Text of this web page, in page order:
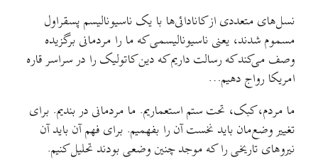
نسل‌های متعددی از کانادائی‌ها با یک ناسیونالیسم پسقراول
مسموم شدند، یعنی ناسیونالیسمی که ما را مردمانی برگزیده
وصف می‌کند که رسالت داریم که دین کاتولیک را در سراسر قاره
امریکا رواج دهیم…
ما مردم، کبک، تحت ستم استعماریم. ما مردمانی در بندیم. برای
تغییر وضع‌مان باید نخست آن را بفهمیم. برای فهم آن باید آن
نیروهای تاریخی را که موجد چنین وضعی بودند تحلیل کنیم.